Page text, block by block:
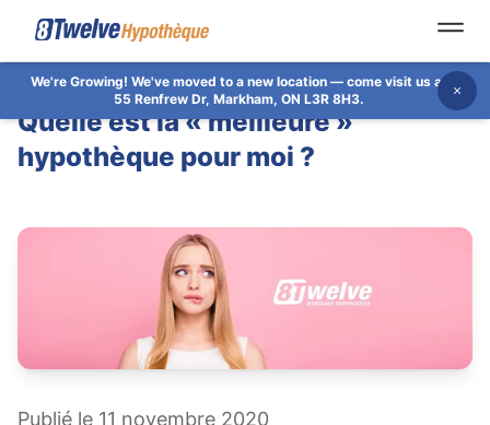
We're Growing! We've moved to a new location — come visit us at
55 Renfrew Dr, Markham, ON L3R 8H3.
Quelle est la « meilleure »
hypothèque pour moi ?
Publié le 11 novembre 2020